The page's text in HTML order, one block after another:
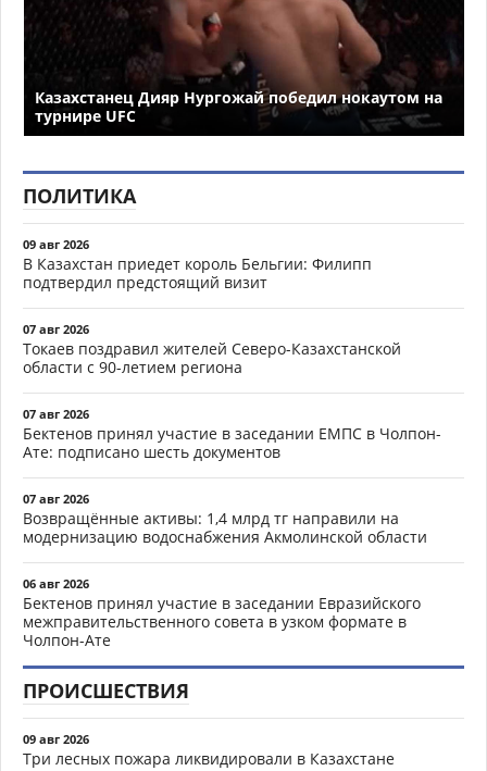
Казахстанец Дияр Нургожай победил нокаутом на
турнире UFC
ПОЛИТИКА
09 авг 2026
В Казахстан приедет король Бельгии: Филипп
подтвердил предстоящий визит
07 авг 2026
Токаев поздравил жителей Северо-Казахстанской
области с 90-летием региона
07 авг 2026
Бектенов принял участие в заседании ЕМПС в Чолпон-
Ате: подписано шесть документов
07 авг 2026
Возвращённые активы: 1,4 млрд тг направили на
модернизацию водоснабжения Акмолинской области
06 авг 2026
Бектенов принял участие в заседании Евразийского
межправительственного совета в узком формате в
Чолпон-Ате
ПРОИСШЕСТВИЯ
09 авг 2026
Три лесных пожара ликвидировали в Казахстане